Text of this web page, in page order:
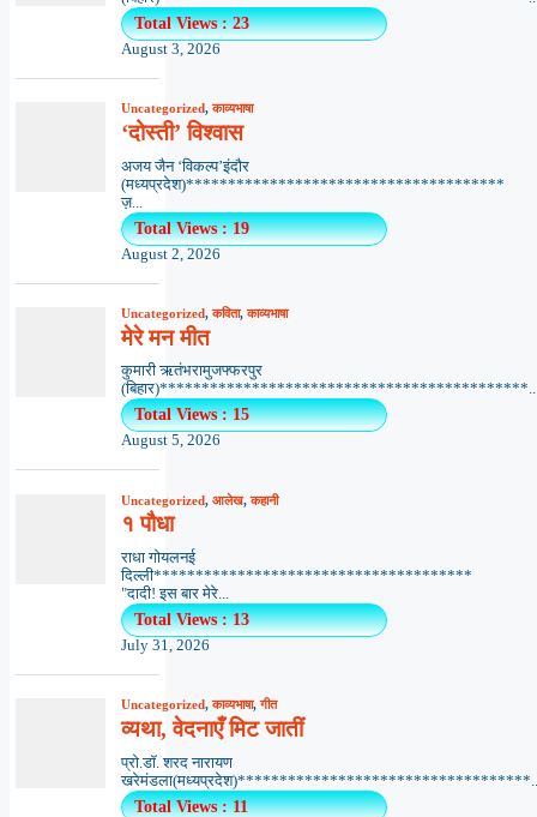
Total Views : 23
August 3, 2026
Uncategorized,काव्यभाषा
‘दोस्ती’ विश्वास
अजय जैन ‘विकल्प’इंदौर
(मध्यप्रदेश)**************************************
ज़...
Total Views : 19
August 2, 2026
Uncategorized,कविता,काव्यभाषा
मेरे मन मीत
कुमारी ऋतंभरामुजफ्फरपुर
Total Views : 15
August 5, 2026
Uncategorized, आलेख,कहानी
१ पौधा
राधा गोयलनई
दिल्ली**************************************
"दादी! इस बार मेरे...
Total Views : 13
July 31, 2026
Uncategorized,काव्यभाषा,गीत
व्यथा, वेदनाएँ मिट जातीं
प्रो.डॉ. शरद नारायण
Total Views : 11